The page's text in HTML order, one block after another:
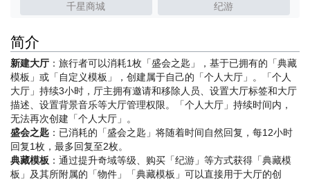
千星商城 纪游
简介
新建大厅 ：旅行者可以消耗1枚「盛会之匙」，基于已拥有的「典藏
模板」或「自定义模板」，创建属于自己的「个人大厅」。「个人
大厅」持续3小时，厅主拥有邀请和移除人员、设置大厅标签和大厅
描述、设置背景音乐等大厅管理权限。「个人大厅」持续时间内，
无法再次创建「个人大厅」。
盛会之匙 ：已消耗的「盛会之匙」将随着时间自然回复，每12小时
回复1枚，最多回复至2枚。
典藏模板 ：通过提升奇域等级、购买「纪游」等方式获得「典藏模
板」及其所附属的「物件」「典藏模板」可以直接用于大厅的创